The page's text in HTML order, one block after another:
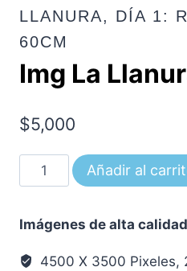
LLANURA, DÍA 1:
60CM
Img La
$5,000
La
0444
cantidad
Añadir al
Imágenes de alta calidad
4500 X 3500 Pixeles,